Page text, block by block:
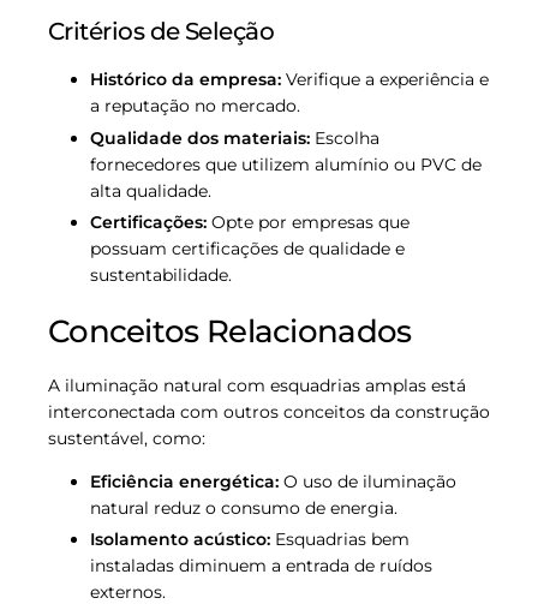
Critérios de Seleção
Histórico da empresa: Verifique a experiência e
a reputação no mercado.
Qualidade dos materiais: Escolha
fornecedores que utilizem alumínio ou PVC de
alta qualidade.
Certificações: Opte por empresas que
possuam certificações de qualidade e
sustentabilidade.
Conceitos Relacionados
A iluminação natural com esquadrias amplas está
interconectada com outros conceitos da construção
sustentável, como:
Eficiência energética: O uso de iluminação
natural reduz o consumo de energia.
Isolamento acústico: Esquadrias bem
instaladas diminuem a entrada de ruídos
externos.